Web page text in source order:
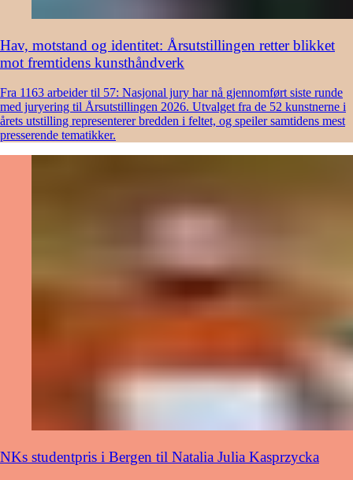
Hav, motstand og identitet: Årsutstillingen retter blikket
mot fremtidens kunsthåndverk
Fra 1163 arbeider til 57: Nasjonal jury har nå gjennomført siste runde
med juryering til Årsutstillingen 2026. Utvalget fra de 52 kunstnerne i
årets utstilling representerer bredden i feltet, og speiler samtidens mest
presserende tematikker.
NKs studentpris i Bergen til Natalia Julia Kasprzycka